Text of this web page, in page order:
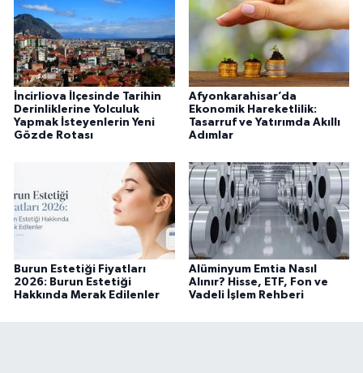
İncirliova İlçesinde Tarihin
Derinliklerine Yolculuk
Yapmak İsteyenlerin Yeni
Gözde Rotası
Afyonkarahisar’da
Ekonomik Hareketlilik:
Tasarruf ve Yatırımda Akıllı
Adımlar
Burun Estetiği Fiyatları
2026: Burun Estetiği
Hakkında Merak Edilenler
Alüminyum Emtia Nasıl
Alınır? Hisse, ETF, Fon ve
Vadeli İşlem Rehberi